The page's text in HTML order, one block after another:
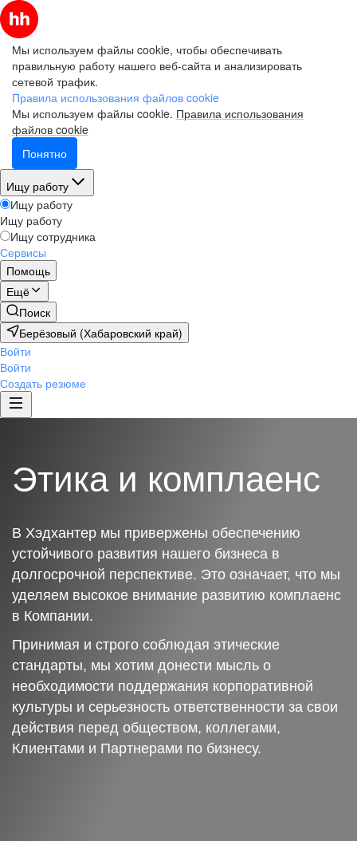
Мы используем файлы cookie, чтобы обеспечивать
правильную работу нашего веб-сайта и анализировать
сетевой трафик.
Правила использования файлов cookie
Мы используем файлы cookie. Правила использования
файлов cookie
Понятно
Ищу работу
Ищу работу
Ищу работу
Ищу сотрудника
Сервисы
Помощь
Ещё
Поиск
Берёзовый (Хабаровский край)
Войти
Войти
Создать резюме
Этика и комплаенс
В Хэдхантер мы привержены обеспечению
устойчивого развития нашего бизнеса в
долгосрочной перспективе. Это означает, что мы
уделяем высокое внимание развитию комплаенс
в Компании.
Принимая и строго соблюдая этические
стандарты, мы хотим донести мысль о
необходимости поддержания корпоративной
культуры и серьезность ответственности за свои
действия перед обществом, коллегами,
Клиентами и Партнерами по бизнесу.